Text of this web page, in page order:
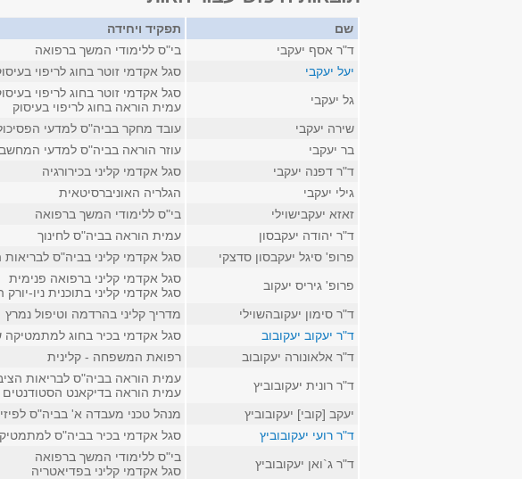
שם תפקיד ויחידה
ד"ר אסף יעקבי
בי"ס ללימודי המשך ברפואה
יעל יעקבי
סגל אקדמי זוטר בחוג לריפוי
גל יעקבי
סגל אקדמי זוטר בחוג לריפוי
עמית הוראה בחוג לריפוי בעיסוק
שירה יעקבי
עובד מחקר בביה"ס למדעי
בר יעקבי
עוזר הוראה בביה"ס למדעי
ד"ר דפנה יעקבי
סגל אקדמי קליני בכירורגיה
גילי יעקבי
הגלריה האוניברסיטאית
זאזא יעקבישוילי
בי"ס ללימודי המשך ברפואה
ד"ר יהודה יעקבסון
עמית הוראה בביה"ס לחינוך
פרופ' סיגל יעקבסון סדצקי
סגל אקדמי קליני בביה"ס לבריאות
פרופ' גיריס יעקוב
סגל אקדמי קליני ברפואה פנימית
סגל אקדמי קליני בתוכנית ניו-יורק
ד"ר סימון יעקובהשוילי
מדריך קליני בהרדמה וטיפול נמרץ
ד"ר יעקוב יעקובוב
סגל אקדמי בכיר בחוג למתמטיקה
ד"ר אלאונורה יעקובוב
רפואת המשפחה - קלינית
ד"ר רונית יעקובוביץ
עמית הוראה בביה"ס לבריאות
עמית הוראה בדיקאנט הסטודנטים
יעקב [קובי] יעקובוביץ
מנהל טכני מעבדה א' בביה"ס
ד"ר רועי יעקובוביץ
סגל אקדמי בכיר בביה"ס
ד"ר ג`ואן יעקובוביץ
בי"ס ללימודי המשך ברפואה
סגל אקדמי קליני בפדיאטריה